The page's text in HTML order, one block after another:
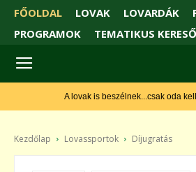
FŐOLDAL LOVAK LOVARDÁK
PROGRAMOK
TEMATIKUS KERESŐ
A lovak is beszélnek...csak oda kell
Kezdőlap Lovassportok Díjugratás